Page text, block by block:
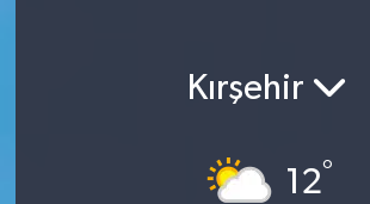
Kırşehir
12°